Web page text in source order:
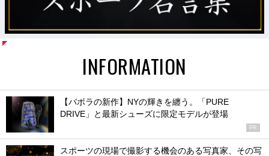
INFORMATION
【バボラの新作】NYの輝きを纏う。「PURE
DRIVE」と最新シューズに限定モデルが登場
PR
スポーツの現場で撮影する機会のある写真家、その写